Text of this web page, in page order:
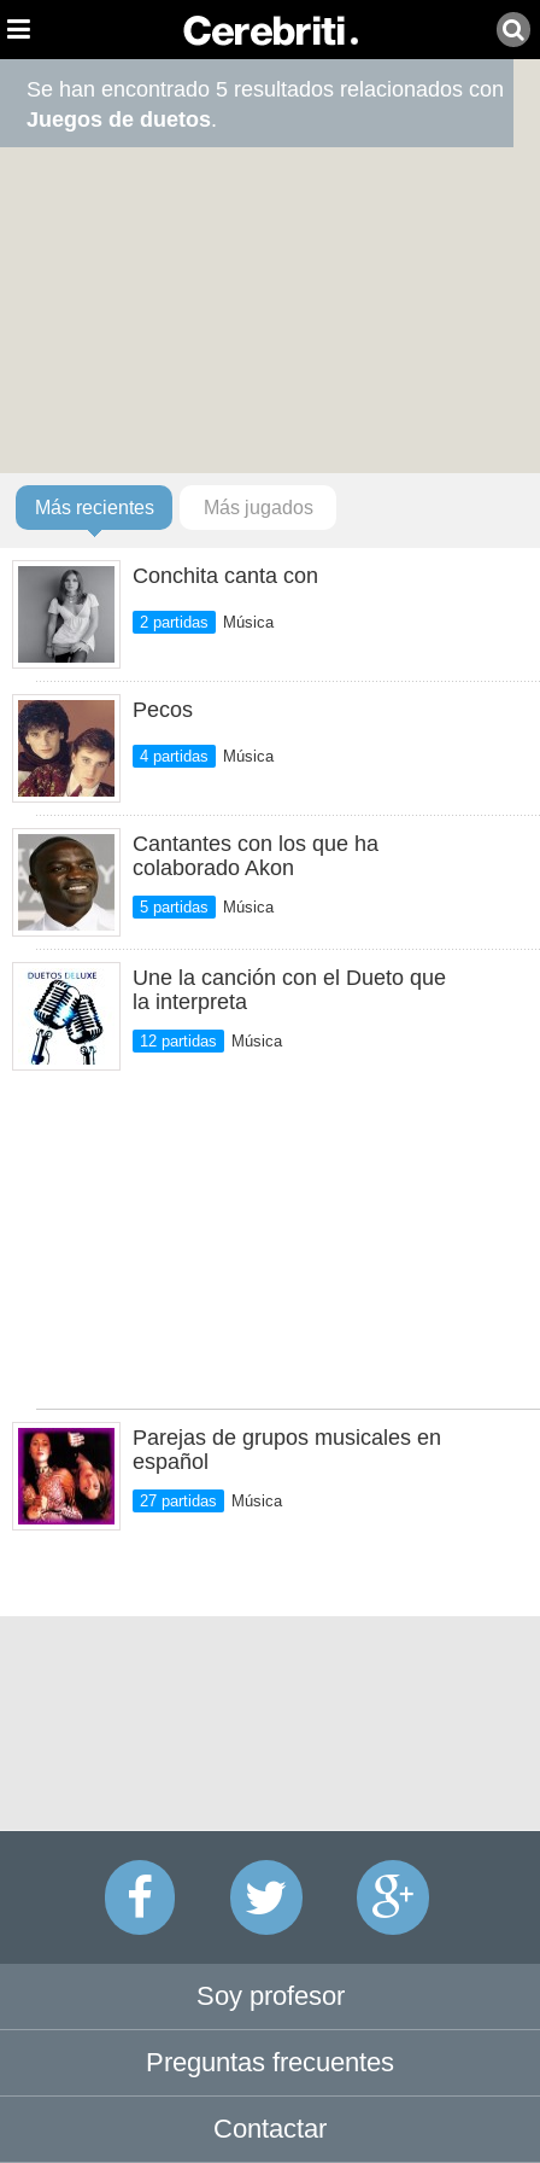
Se han encontrado 5 resultados relacionados con
Juegos de duetos.
Más recientes Más jugados
Conchita canta con
2 partidas Música
Pecos
4 partidas Música
Cantantes con los que ha
colaborado Akon
5 partidas Música
Une la canción con el Dueto que
la interpreta
12 partidas Música
Parejas de grupos musicales en
español
27 partidas Música
Soy profesor
Preguntas frecuentes
Contactar